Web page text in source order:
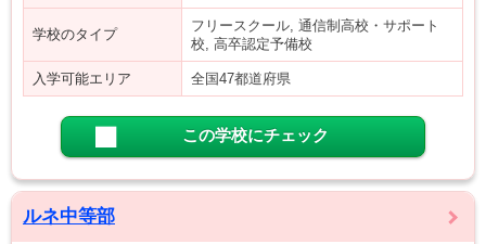
学校のタイプ
フリースクール, 通信制高校・サポート
校, 高卒認定予備校
入学可能エリア 全国47都道府県
この学校にチェック
ルネ中等部